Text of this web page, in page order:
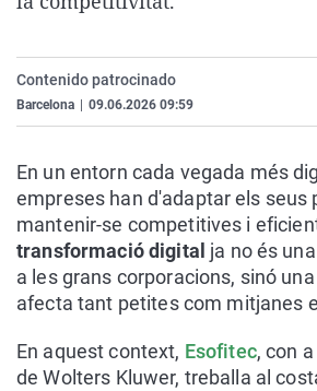
Contenido patrocinado
Barcelona 09.06.2026 09:59
En un entorn cada vegada més
empreses han d'adaptar els seus
mantenir-se competitives i
transformació digital ja no és
a les grans corporacions, sinó
afecta tant petites com mitjanes
En aquest context, Esofitec, con
de Wolters Kluwer, treballa al